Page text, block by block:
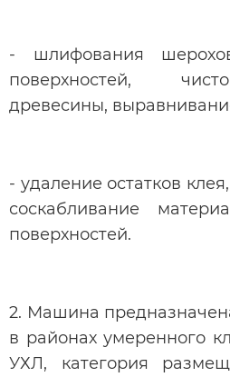
- шлифования
поверхностей,
древесины,
- удаление остатков
соскабливание
поверхностей.
2. Машина
в районах умеренного
УХЛ, категория